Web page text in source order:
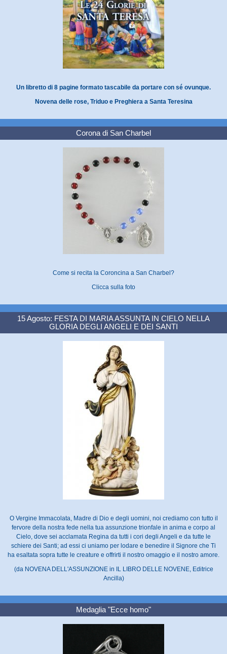
Un libretto di 8 pagine formato tascabile da portare con sé ovunque.
Novena delle rose, Triduo e Preghiera a Santa Teresina
Corona di San Charbel
Come si recita la Coroncina a San Charbel?
Clicca sulla foto
15 Agosto: FESTA DI MARIA ASSUNTA IN CIELO NELLA
GLORIA DEGLI ANGELI E DEI SANTI
O Vergine Immacolata, Madre di Dio e degli uomini, noi crediamo con tutto il
fervore della nostra fede nella tua assunzione trionfale in anima e corpo al
Cielo, dove sei acclamata Regina da tutti i cori degli Angeli e da tutte le
schiere dei Santi; ad essi ci uniamo per lodare e benedire il Signore che Ti
ha esaltata sopra tutte le creature e offrirti il nostro omaggio e il nostro amore.
(da NOVENA DELL'ASSUNZIONE in IL LIBRO DELLE NOVENE, Editrice
Ancilla)
Medaglia "Ecce homo"